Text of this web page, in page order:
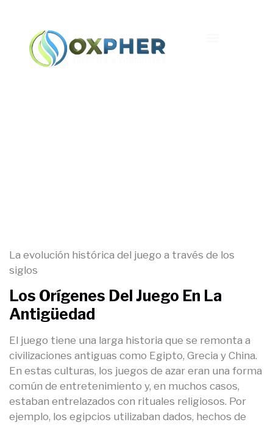
La evolución histórica del juego a través de los
siglos
Los Orígenes Del Juego En La
Antigüedad
El juego tiene una larga historia que se remonta a
civilizaciones antiguas como Egipto, Grecia y China.
En estas culturas, los juegos de azar eran una forma
común de entretenimiento y, en muchos casos,
estaban entrelazados con rituales religiosos. Por
ejemplo, los egipcios utilizaban dados, hechos de